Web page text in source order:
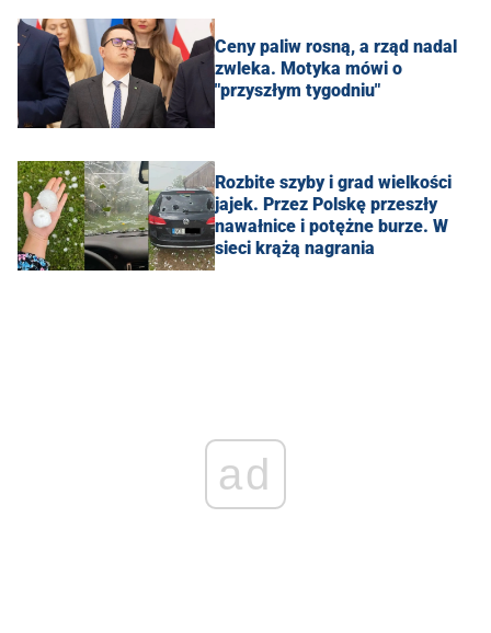
Ceny paliw rosną, a rząd nadal
zwleka. Motyka mówi o
"przyszłym tygodniu"
Rozbite szyby i grad wielkości
jajek. Przez Polskę przeszły
nawałnice i potężne burze. W
sieci krążą nagrania
ad